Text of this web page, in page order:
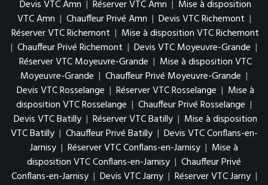
Devis VTC Amn | Réserver VTC Amn | Mise à disposition
VTC Amn | Chauffeur Privé Amn | Devis VTC Richemont |
Réserver VTC Richemont | Mise à disposition VTC Richemont
| Chauffeur Privé Richemont | Devis VTC Moyeuvre-Grande |
Réserver VTC Moyeuvre-Grande | Mise à disposition VTC
Moyeuvre-Grande | Chauffeur Privé Moyeuvre-Grande |
Devis VTC Rosselange | Réserver VTC Rosselange | Mise à
disposition VTC Rosselange | Chauffeur Privé Rosselange |
Devis VTC Batilly | Réserver VTC Batilly | Mise à disposition
VTC Batilly | Chauffeur Privé Batilly | Devis VTC Conflans-en-
Jarnisy | Réserver VTC Conflans-en-Jarnisy | Mise à
disposition VTC Conflans-en-Jarnisy | Chauffeur Privé
Conflans-en-Jarnisy | Devis VTC Jarny | Réserver VTC Jarny |